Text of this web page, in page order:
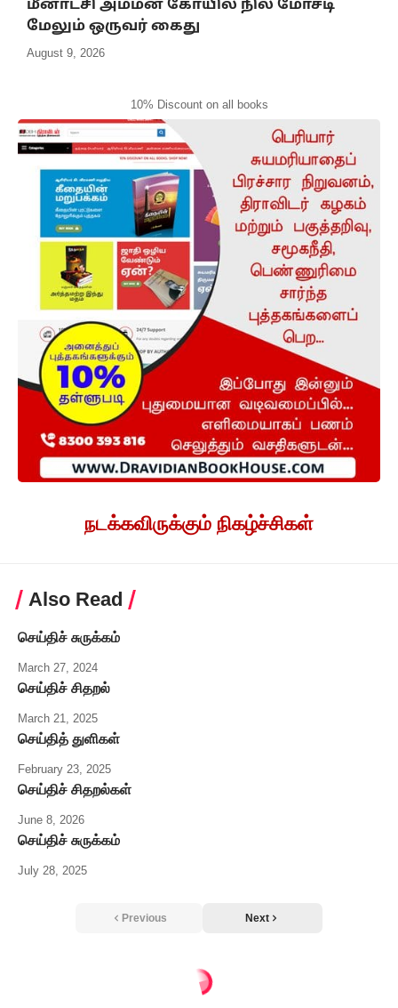
மீனாட்சி அம்மன் கோயில் நில மோசடி
மேலும் ஒருவர் கைது
August 9, 2026
10% Discount on all books
நடக்கவிருக்கும் நிகழ்ச்சிகள்
Also Read
செய்திச் சுருக்கம்
March 27, 2024
செய்திச் சிதறல்
March 21, 2025
செய்தித் துளிகள்
February 23, 2025
செய்திச் சிதறல்கள்
June 8, 2026
செய்திச் சுருக்கம்
July 28, 2025
Previous Next